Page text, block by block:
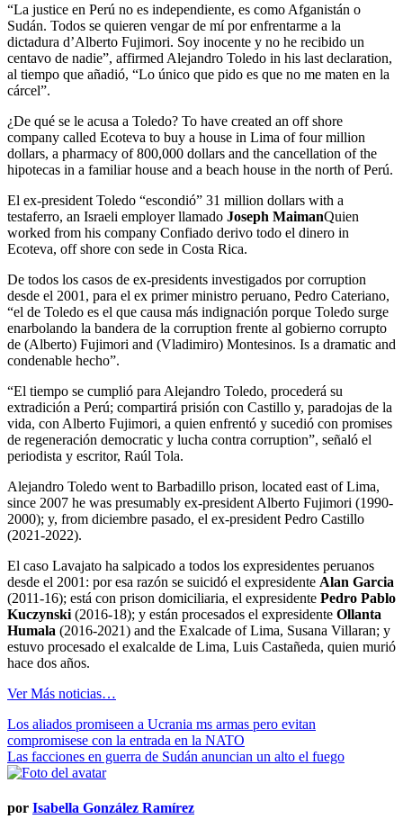
“La justice en Perú no es independiente, es como Afganistán o
Sudán. Todos se quieren vengar de mí por enfrentarme a la
dictadura d’Alberto Fujimori. Soy inocente y no he recibido un
centavo de nadie”, affirmed Alejandro Toledo in his last declaration,
al tiempo que añadió, “Lo único que pido es que no me maten en la
cárcel”.
¿De qué se le acusa a Toledo? To have created an off shore
company called Ecoteva to buy a house in Lima of four million
dollars, a pharmacy of 800,000 dollars and the cancellation of the
hipotecas in a familiar house and a beach house in the north of Perú.
El ex-president Toledo “escondió” 31 million dollars with a
testaferro, an Israeli employer llamado Joseph MaimanQuien
worked from his company Confiado derivo todo el dinero in
Ecoteva, off shore con sede in Costa Rica.
De todos los casos de ex-presidents investigados por corruption
desde el 2001, para el ex primer ministro peruano, Pedro Cateriano,
“el de Toledo es el que causa más indignación porque Toledo surge
enarbolando la bandera de la corruption frente al gobierno corrupto
de (Alberto) Fujimori and (Vladimiro) Montesinos. Is a dramatic and
condenable hecho”.
“El tiempo se cumplió para Alejandro Toledo, procederá su
extradición a Perú; compartirá prisión con Castillo y, paradojas de la
vida, con Alberto Fujimori, a quien enfrentó y sucedió con promises
de regeneración democratic y lucha contra corruption”, señaló el
periodista y escritor, Raúl Tola.
Alejandro Toledo went to Barbadillo prison, located east of Lima,
since 2007 he was presumably ex-president Alberto Fujimori (1990-
2000); y, from diciembre pasado, el ex-president Pedro Castillo
(2021-2022).
El caso Lavajato ha salpicado a todos los expresidentes peruanos
desde el 2001: por esa razón se suicidó el expresidente Alan Garcia
(2011-16); está con prison domiciliaria, el expresidente Pedro Pablo
Kuczynski (2016-18); y están procesados ​​​​el expresidente Ollanta
Humala (2016-2021) and the Exalcade of Lima, Susana Villaran; y
estuvo procesado el exalcalde de Lima, Luis Castañeda, quien murió
hace dos años.
Ver Más noticias…
Navegación
de
entradas
Los aliados promiseen a Ucrania ms armas pero evitan
compromisese con la entrada en la NATO
Las facciones en guerra de Sudán anuncian un alto el fuego
por Isabella González Ramírez